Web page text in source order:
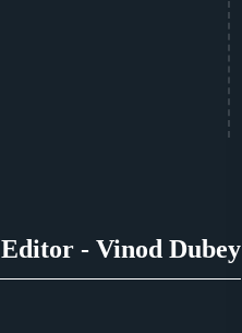
Editor - Vinod Dubey